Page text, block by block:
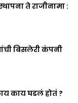
ते राजीनामा :
बिसलेरी कंपनी
काय घडलं होतं ?